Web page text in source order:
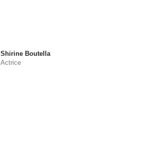
Shirine Boutella
Actrice